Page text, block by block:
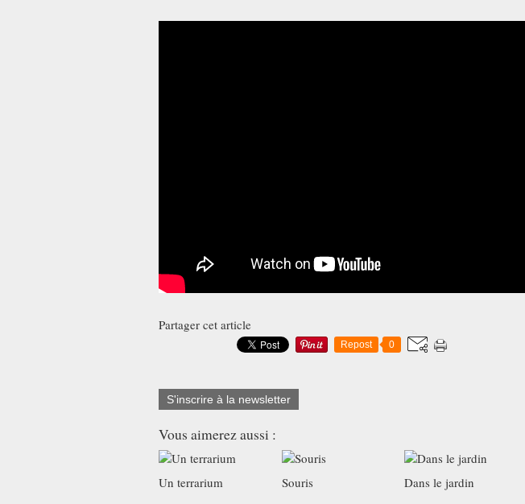
Partager cet article
Repost 0
S'inscrire à la newsletter
Vous aimerez aussi :
Un terrarium Souris
Dans le jardin